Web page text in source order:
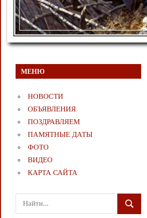
МЕНЮ
НОВОСТИ
ОБЪЯВЛЕНИЯ
ПОЗДРАВЛЯЕМ
ПАМЯТНЫЕ ДАТЫ
ФОТО
ВИДЕО
КАРТА САЙТА
Поиск
для:
ПОИСК